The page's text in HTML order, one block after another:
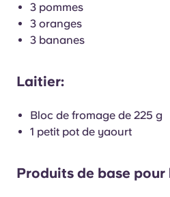
3 pommes
3 oranges
3 bananes
Laitier:
Bloc de fromage de 225 g
1 petit pot de yaourt
Produits de base pour